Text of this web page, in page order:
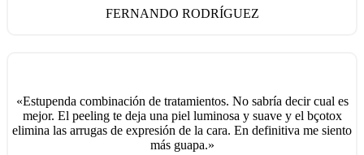
FERNANDO RODRÍGUEZ
«Estupenda combinación de tratamientos. No sabría decir cual es
mejor. El peeling te deja una piel luminosa y suave y el bçotox
elimina las arrugas de expresión de la cara. En definitiva me siento
más guapa.»